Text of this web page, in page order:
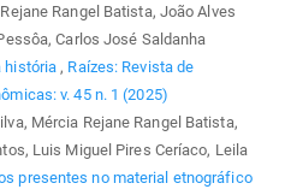
Rangel Batista, João Alves
Carlos José Saldanha
história, Raízes: Revista de
v. 45 n. 1 (2025)
Mércia Rejane Rangel Batista,
Luis Miguel Pires Ceríaco, Leila
presentes no material etnográfico